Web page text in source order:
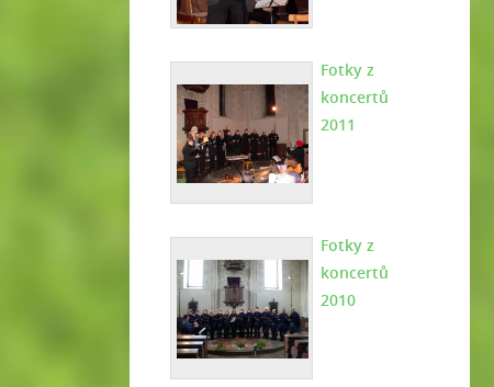
Fotky z
koncertů
2011
Fotky z
koncertů
2010